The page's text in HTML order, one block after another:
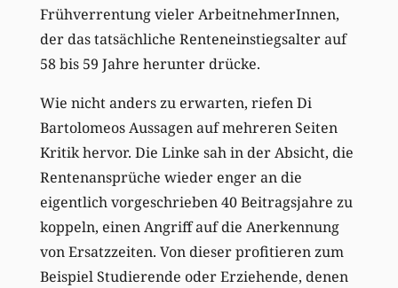
Frühverrentung vieler ArbeitnehmerInnen,
der das tatsächliche Renteneinstiegsalter auf
58 bis 59 Jahre herunter drücke.
Wie nicht anders zu erwarten, riefen Di
Bartolomeos Aussagen auf mehreren Seiten
Kritik hervor. Die Linke sah in der Absicht, die
Rentenansprüche wieder enger an die
eigentlich vorgeschrieben 40 Beitragsjahre zu
koppeln, einen Angriff auf die Anerkennung
von Ersatzzeiten. Von dieser profitieren zum
Beispiel Studierende oder Erziehende, denen